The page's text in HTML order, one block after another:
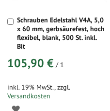
Schrauben Edelstahl V4A, 5,0
x 60 mm, gerbsäurefest, hoch
flexibel, blank, 500 St. inkl.
Bit
105,90 € / 1
inkl. 19% MwSt.,zzgl.
Versandkosten
In
den
Warenkorb